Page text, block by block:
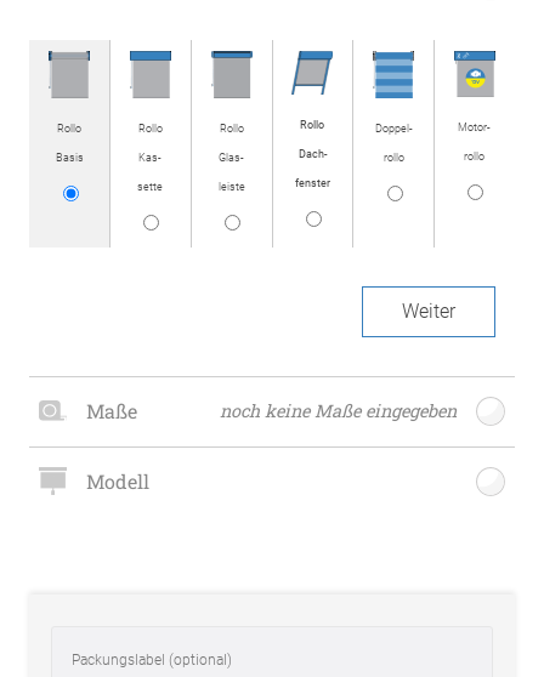
Rollo
Basis
Rollo
Kas­
sette
Rollo
Glas­
leiste
Rollo
Dach­
fenster
Doppel­
rollo
Motor­
rollo
Weiter
Maße noch keine Maße eingegeben
Modell